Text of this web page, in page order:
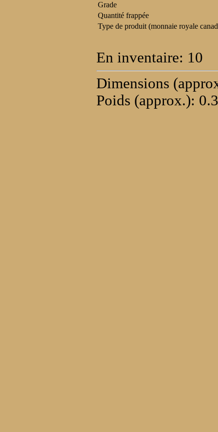
Grade
Quantité frappée
Type de produit (monnaie royale
En inventaire: 10
Dimensions
Poids (approx.):